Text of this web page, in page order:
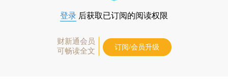
登录 后获取已订阅的阅读权限
财新通会员
可畅读全文
订阅/会员升级